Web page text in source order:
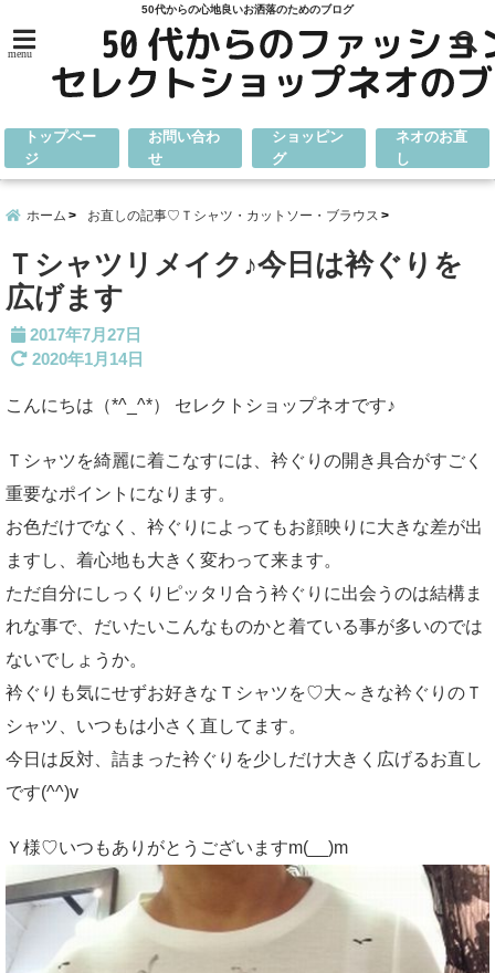
50代からの心地良いお洒落のためのブログ
menu
トップペー
ジ
お問い合わ
せ
ショッピン
グ
ネオのお直
し
ホーム お直しの記事♡Ｔシャツ・カットソー・ブラウス
Ｔシャツリメイク♪今日は衿ぐりを
広げます
2017年7月27日
2020年1月14日
こんにちは（*^_^*） セレクトショップネオです♪
Ｔシャツを綺麗に着こなすには、衿ぐりの開き具合がすごく
重要なポイントになります。
お色だけでなく、衿ぐりによってもお顔映りに大きな差が出
ますし、着心地も大きく変わって来ます。
ただ自分にしっくりピッタリ合う衿ぐりに出会うのは結構ま
れな事で、だいたいこんなものかと着ている事が多いのでは
ないでしょうか。
衿ぐりも気にせずお好きなＴシャツを♡大～きな衿ぐりのＴ
シャツ、いつもは小さく直してます。
今日は反対、詰まった衿ぐりを少しだけ大きく広げるお直し
です(^^)v
Ｙ様♡いつもありがとうございますm(__)m